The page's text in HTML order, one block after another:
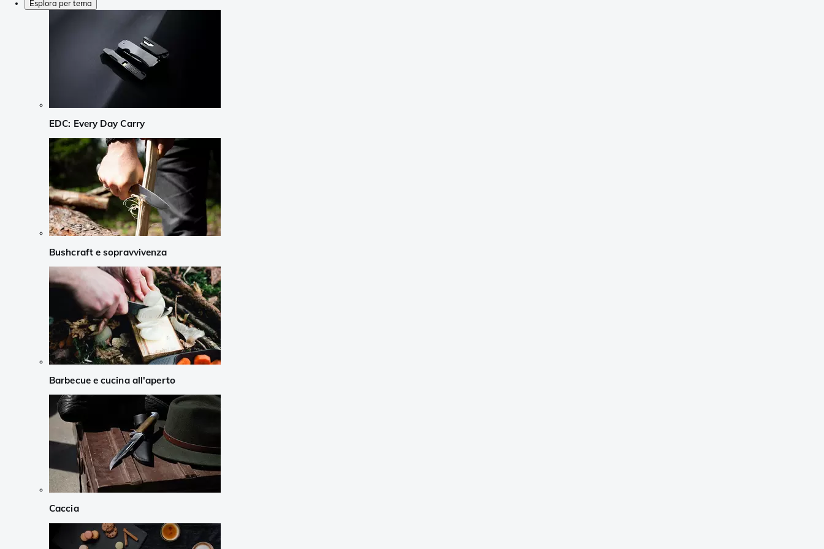
Esplora per tema
EDC: Every Day Carry
Bushcraft e sopravvivenza
Barbecue e cucina all'aperto
Caccia